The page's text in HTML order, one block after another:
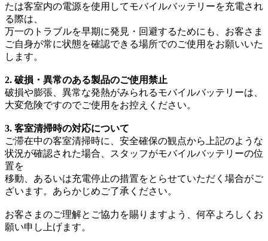
たは客室内の電源を使用してモバイルバッテリーを充電され
る際は、
万一のトラブルを早期に発見・回避するためにも、お客さま
ご自身が常に状態を確認できる場所でのご使用をお願いいた
します。
2. 破損・異常のある製品のご使用禁止
破損や膨張、異常な発熱がみられるモバイルバッテリーは、
大変危険ですのでご使用をお控えください。
3. 客室清掃時の対応について
ご滞在中の客室清掃時に、安全確保の観点から上記のような
状況が確認された場合、スタッフがモバイルバッテリーの位
置を
移動、あるいは充電停止の措置をとらせていただく場合がご
ざいます。あらかじめご了承ください。
お客さまのご理解とご協力を賜りますよう、何卒よろしくお
願い申し上げます。